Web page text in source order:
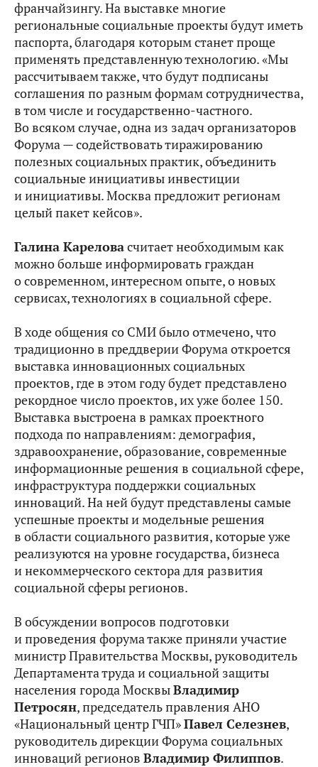
франчайзингу. На выставке многие
региональные социальные проекты будут иметь
паспорта, благодаря которым станет проще
применять представленную технологию. «Мы
рассчитываем также, что будут подписаны
соглашения по разным формам сотрудничества,
в том числе и государственно-частного.
Во всяком случае, одна из задач организаторов
Форума — содействовать тиражированию
полезных социальных практик, объединить
социальные инициативы инвестиции
и инициативы. Москва предложит регионам
целый пакет кейсов».
Галина Кареловасчитает необходимым как
можно больше информировать граждан
о современном, интересном опыте, о новых
сервисах, технологиях в социальной сфере.
В ходе общения со СМИ было отмечено, что
традиционно в преддверии Форума откроется
выставка инновационных социальных
проектов, где в этом году будет представлено
рекордное число проектов, их уже более 150.
Выставка выстроена в рамках проектного
подхода по направлениям: демография,
здравоохранение, образование, современные
информационные решения в социальной сфере,
инфраструктура поддержки социальных
инноваций. На ней будут представлены самые
успешные проекты и модельные решения
в области социального развития, которые уже
реализуются на уровне государства, бизнеса
и некоммерческого сектора для развития
социальной сферы регионов.
В обсуждении вопросов подготовки
и проведения форума также приняли участие
министр Правительства Москвы, руководитель
Департамента труда и социальной защиты
населения города МосквыВладимир
Петросян, председатель правления АНО
«Национальный центр ГЧП»Павел Селезнев,
руководитель дирекции Форума социальных
инноваций регионов Владимир Филиппов.